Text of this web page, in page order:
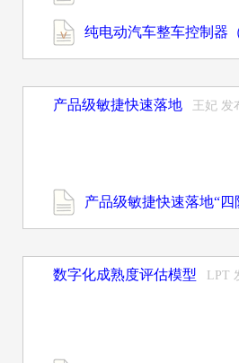
纯电动汽车整车控制器
产品级敏捷快速落地 王妃 发
产品级敏捷快速落地“四
数字化成熟度评估模型 LPT